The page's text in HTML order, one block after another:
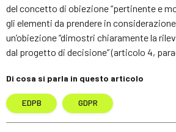
del concetto di obiezione “pertinente e
gli elementi da prendere in
un’obiezione “dimostri chiaramente la
dal progetto di decisione” (articolo 4,
Di cosa si parla in questo articolo
EDPB GDPR